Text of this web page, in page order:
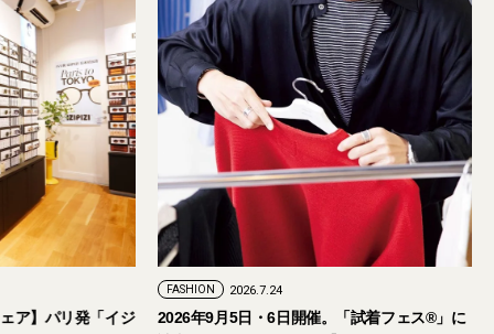
【おしゃれな大人のアイウェア】パリ発「イジ
2026年9月5日・6